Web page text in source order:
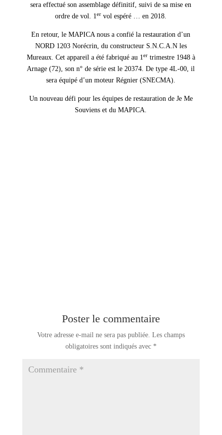
sera effectué son assemblage définitif, suivi de sa mise en
ordre de vol. 1er vol espéré … en 2018.
En retour, le MAPICA nous a confié la restauration d’un
NORD 1203 Norécrin, du constructeur S.N.C.A.N les
Mureaux. Cet appareil a été fabriqué au 1 ertrimestre 1948 à
Arnage (72), son n° de série est le 20374. De type 4L-00, il
sera équipé d’un moteur Régnier (SNECMA).
Un nouveau défi pour les équipes de restauration de Je Me
Souviens et du MAPICA.
Poster le commentaire
Votre adresse e-mail ne sera pas publiée. Les champs
obligatoires sont indiqués avec *